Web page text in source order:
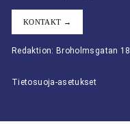
KONTAKT →
Redaktion: Broholmsgatan
Tietosuoja-asetukset